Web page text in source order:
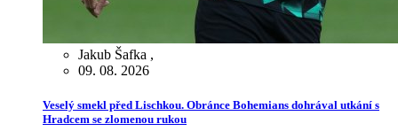
Jakub Šafka ,
09. 08. 2026
Veselý smekl před Lischkou. Obránce Bohemians dohrával utkání s
Hradcem se zlomenou rukou